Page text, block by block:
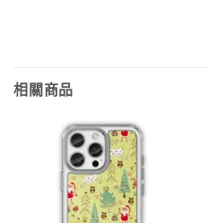
相關商品